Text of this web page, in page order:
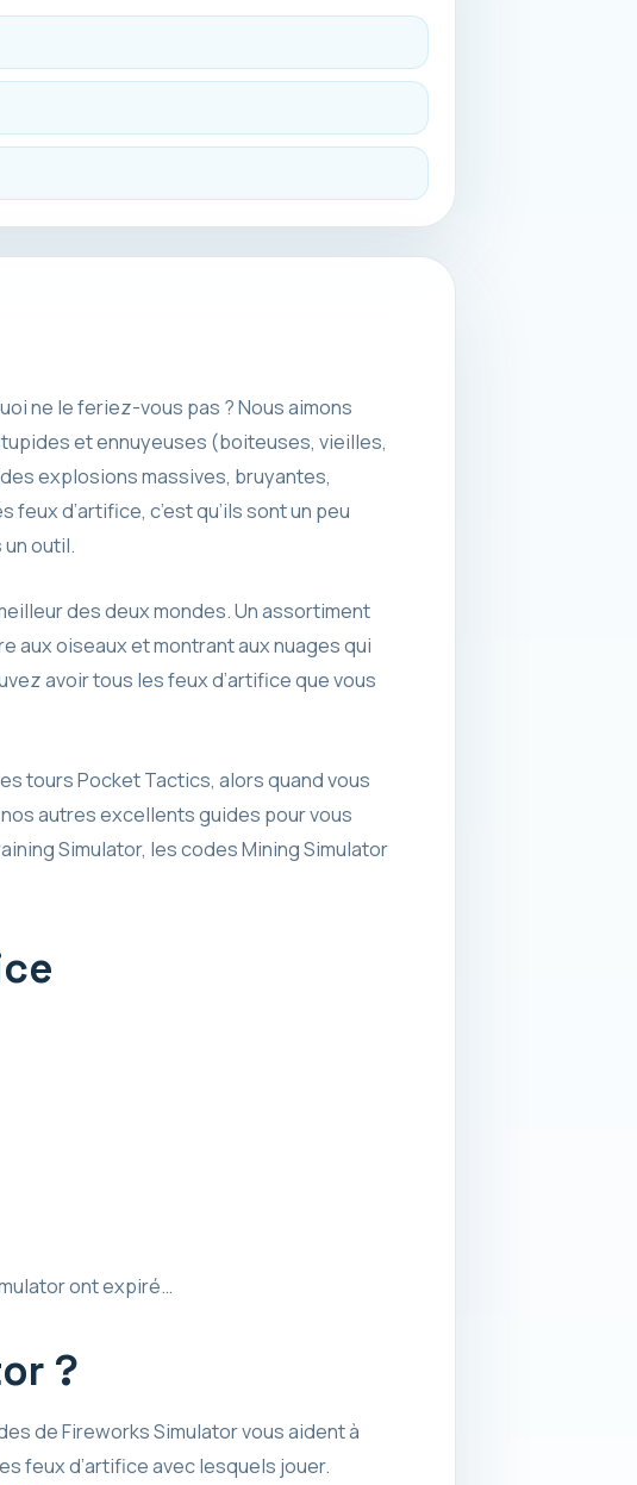
ne le feriez-vous pas ? Nous aimons
et ennuyeuses (boiteuses, vieilles,
explosions massives, bruyantes,
d’artifice, c’est qu’ils sont un peu
outil.
des deux mondes. Un assortiment
aux oiseaux et montrant aux nuages ​​qui
avoir tous les feux d’artifice que vous
tours Pocket Tactics, alors quand vous
autres excellents guides pour vous
Simulator, les codes Mining Simulator
ont expiré…
?
de Fireworks Simulator vous aident à
feux d’artifice avec lesquels jouer.